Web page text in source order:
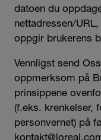
datoen du
nettadressen/
oppgir brukerens
Vennligst send
oppmerksom på
prinsippene
(f.eks. krenkelser,
personvernet) på